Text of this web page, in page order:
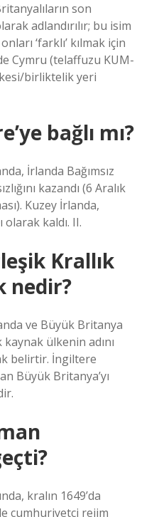
son
adlandırılır; bu isim
‘farklı’ kılmak için
Cymru (telaffuzu KUM-
birliktelik yeri
bağlı mı?
İrlanda Bağımsız
kazandı (6 Aralık
Kuzey İrlanda,
olarak kaldı. II.
Krallık
nedir?
ve Büyük Britanya
kaynak ülkenin adını
belirtir. İngiltere
Büyük Britanya’yı
kralın 1649’da
cumhuriyetçi rejim